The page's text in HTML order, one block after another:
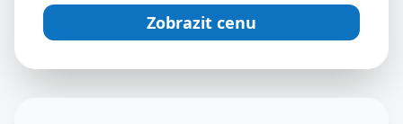
Zobrazit cenu